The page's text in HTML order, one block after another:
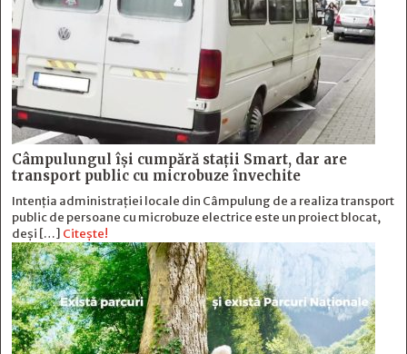
Câmpulungul îşi cumpără staţii Smart, dar are
transport public cu microbuze învechite
Intenția administrației locale din Câmpulung de a realiza transport
public de persoane cu microbuze electrice este un proiect blocat,
deși […] Citește!